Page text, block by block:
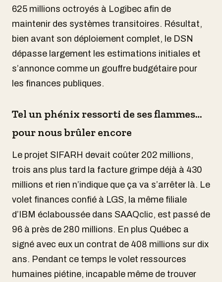
625 millions octroyés à Logibec afin de
maintenir des systèmes transitoires. Résultat,
bien avant son déploiement complet, le DSN
dépasse largement les estimations initiales et
s’annonce comme un gouffre budgétaire pour
les finances publiques.
Tel un phénix ressorti de ses flammes…
pour nous brûler encore
Le projet SIFARH devait coûter 202 millions,
trois ans plus tard la facture grimpe déjà à 430
millions et rien n’indique que ça va s’arrêter là. Le
volet finances confié à LGS, la même filiale
d’IBM éclaboussée dans SAAQclic, est passé de
96 à près de 280 millions. En plus Québec a
signé avec eux un contrat de 408 millions sur dix
ans. Pendant ce temps le volet ressources
humaines piétine, incapable même de trouver